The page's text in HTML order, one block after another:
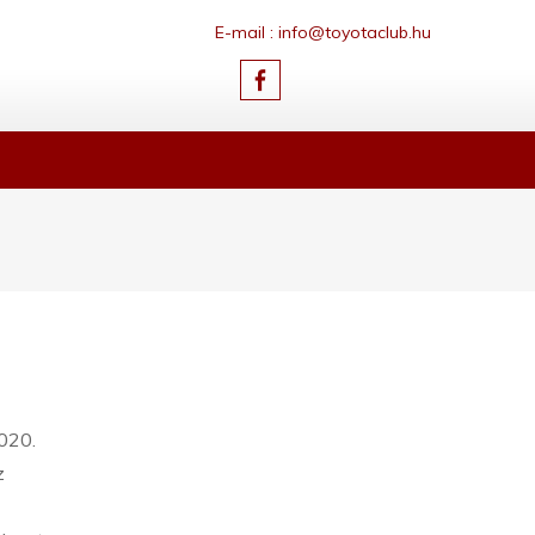
E-mail : info@toyotaclub.hu